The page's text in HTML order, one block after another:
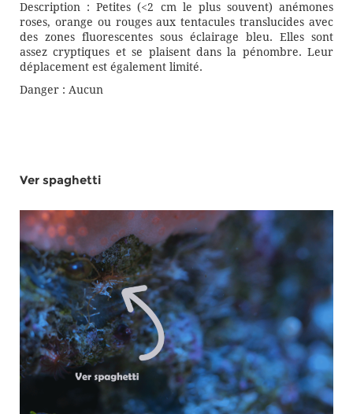
Description : Petites (<2 cm le plus souvent) anémones
roses, orange ou rouges aux tentacules translucides avec
des zones fluorescentes sous éclairage bleu. Elles sont
assez cryptiques et se plaisent dans la pénombre. Leur
déplacement est également limité.
Danger : Aucun
Ver spaghetti